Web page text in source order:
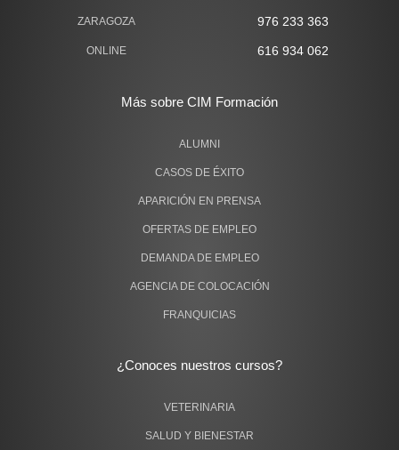
Más sobre CIM Formación
ALUMNI
CASOS DE ÉXITO
APARICIÓN EN PRENSA
OFERTAS DE EMPLEO
DEMANDA DE EMPLEO
AGENCIA DE COLOCACIÓN
FRANQUICIAS
¿Conoces nuestros cursos?
VETERINARIA
SALUD Y BIENESTAR
ZARAGOZA 976 233 363
ONLINE 616 934 062